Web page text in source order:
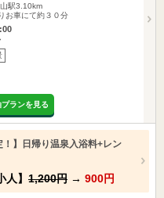
駅3.10km
お車にて約３０分
ランを見る
！】日帰り温泉入浴料+レン
】 1,200円 → 900円